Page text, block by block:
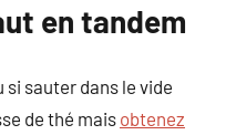
en tandem
sauter dans le vide
de thé mais obtenez